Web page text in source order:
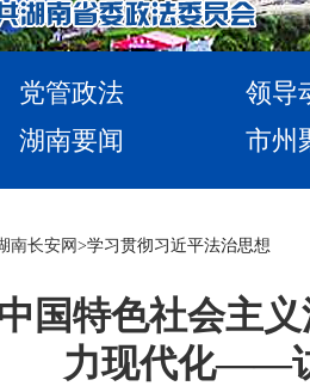
党管政法 领导
湖南要闻
市州
南长安网>学习贯彻习近平法治思想
国特色社会主
力现代化——